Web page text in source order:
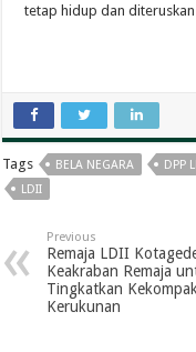
tetap hidup dan
Tags BELA NEGARA DPP
LDII
Previous
Remaja LDII
Keakraban Remaja
Tingkatkan
Kerukunan